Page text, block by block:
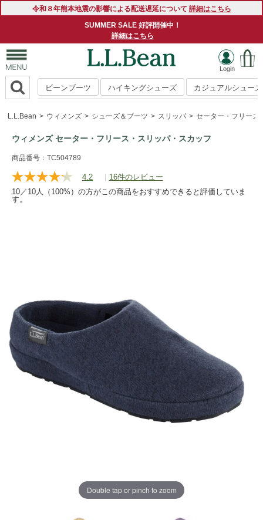
令和８年熊本地震の影響による配送遅延について 詳細はこちら
SUMMER SALE 好評開催中！
詳細はこちら
ビーンブーツ ハイキングシューズ カジュアルシューズ
L.L.Bean ウィメンズ シューズ＆ブーツ スリッパ セーター・フリース
ウィメンズ セーター・フリース・スリッパ・スカッフ
https://www.llbean.co.jp/womens/shoes/slippers/g/
商品番号：TC504789
4.2
レ
ビ
リ
ン
ク。
| 16件のレビュー
10／10人（100%）の方がこの商品をおすすめできると評価していま
す。
Double tap or pinch to zoom